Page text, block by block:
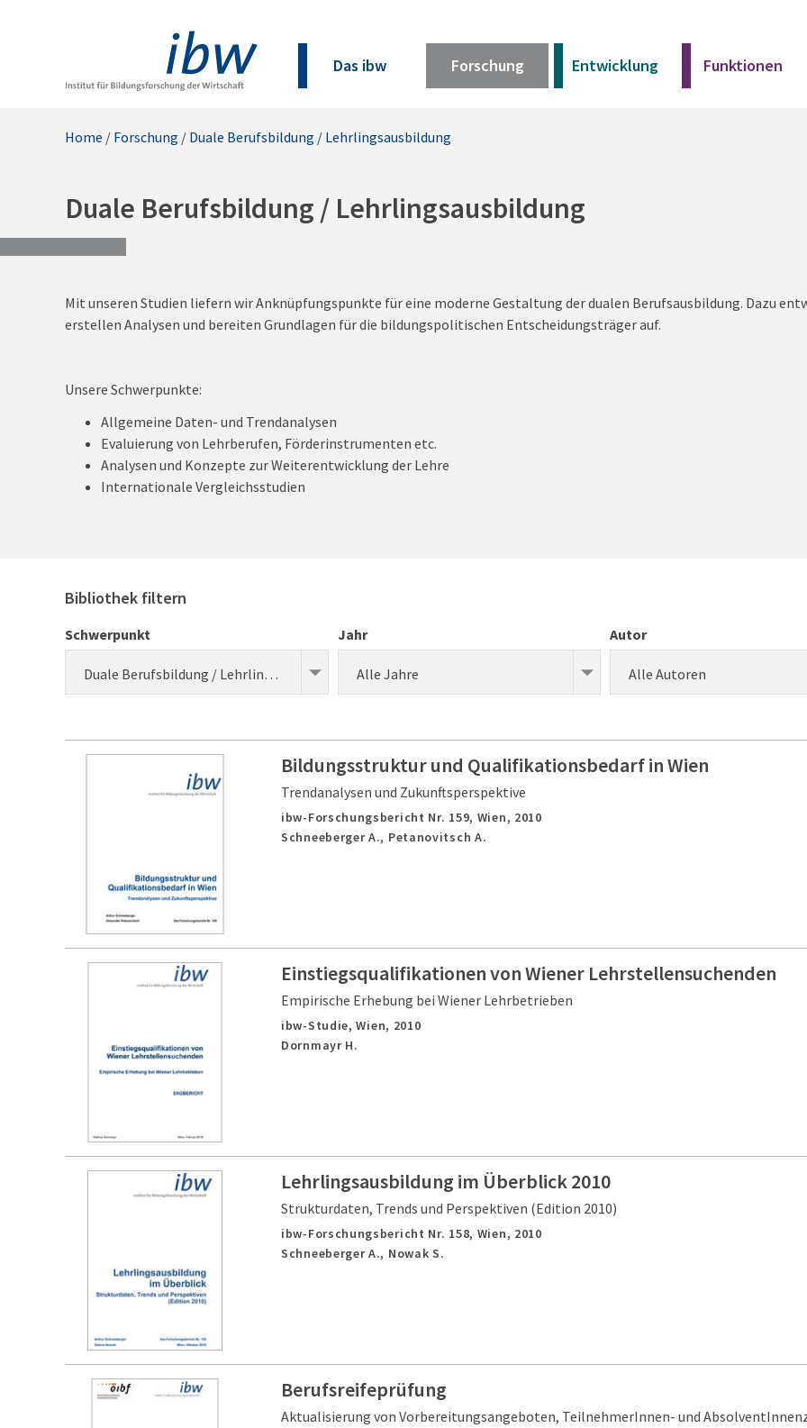
Das ibw Forschung Entwicklung Funktionen
Home / Forschung / Duale Berufsbildung / Lehrlingsausbildung
Duale Berufsbildung / Lehrlingsausbildung
Mit unseren Studien liefern wir Anknüpfungspunkte für eine moderne Gestaltung der dualen Berufsausbildung. Dazu
erstellen Analysen und bereiten Grundlagen für die bildungspolitischen Entscheidungsträger auf.
Unsere Schwerpunkte:
Allgemeine Daten- und Trendanalysen
Evaluierung von Lehrberufen, Förderinstrumenten etc.
Analysen und Konzepte zur Weiterentwicklung der Lehre
Internationale Vergleichsstudien
Bibliothek filtern
Schwerpunkt
Duale Berufsbildung / Lehrlingsausbildung (Forschung)
Jahr
Alle Jahre
Autor
Alle Autoren
Bildungsstruktur und Qualifikationsbedarf in Wien
Trendanalysen und Zukunftsperspektive
ibw-Forschungsbericht Nr. 159, Wien, 2010
Schneeberger A., Petanovitsch A.
Einstiegsqualifikationen von Wiener Lehrstellensuchenden
Empirische Erhebung bei Wiener Lehrbetrieben
ibw-Studie,Wien, 2010
Dornmayr H.
Lehrlingsausbildung im Überblick 2010
Strukturdaten, Trends und Perspektiven (Edition 2010)
ibw-Forschungsbericht Nr. 158, Wien, 2010
Schneeberger A., Nowak S.
Berufsreifeprüfung
Aktualisierung von Vorbereitungsangeboten, TeilnehmerInnen- und